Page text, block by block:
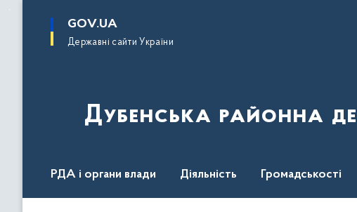
основного
GOV.UA
Державні сайти України
Дубенська районна
РДА і органи влади Діяльність Громадськості